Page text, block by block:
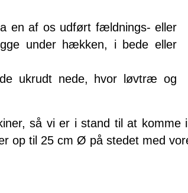
en af os udført fældnings- eller
under hækken, i bede eller
ukrudt nede, hvor løvtræ og
så vi er i stand til at komme
op til 25 cm Ø på stedet med